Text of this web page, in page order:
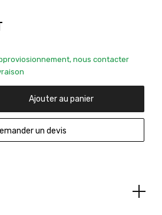
nous contacter
Ajouter au panier
un devis